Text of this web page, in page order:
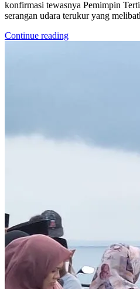
konfirmasi tewasnya Pemimpin
serangan udara terukur yang
Continue reading